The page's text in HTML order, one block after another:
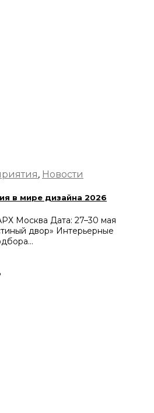
, Новости
в мире дизайна 2026
Москва Дата: 27–30 мая
двор» Интерьерные